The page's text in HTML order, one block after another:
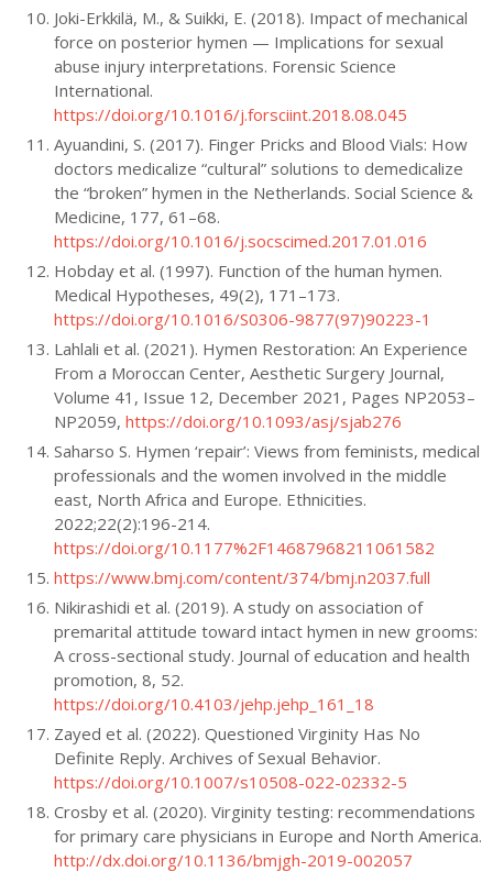
Joki-Erkkilä, M., & Suikki, E. (2018). Impact of mechanical
force on posterior hymen — Implications for sexual
abuse injury interpretations. Forensic Science
International.
https://doi.org/10.1016/j.forsciint.2018.08.045
Ayuandini, S. (2017). Finger Pricks and Blood Vials: How
doctors medicalize “cultural” solutions to demedicalize
the “broken” hymen in the Netherlands. Social Science &
Medicine, 177, 61–68.
https://doi.org/10.1016/j.socscimed.2017.01.016
Hobday et al. (1997). Function of the human hymen.
Medical Hypotheses, 49(2), 171–173.
https://doi.org/10.1016/S0306-9877(97)90223-1
Lahlali et al. (2021). Hymen Restoration: An Experience
From a Moroccan Center, Aesthetic Surgery Journal,
Volume 41, Issue 12, December 2021, Pages NP2053–
NP2059, https://doi.org/10.1093/asj/sjab276
Saharso S. Hymen ‘repair’: Views from feminists, medical
professionals and the women involved in the middle
east, North Africa and Europe. Ethnicities.
2022;22(2):196-214.
https://doi.org/10.1177%2F14687968211061582
https://www.bmj.com/content/374/bmj.n2037.full
Nikirashidi et al. (2019). A study on association of
premarital attitude toward intact hymen in new grooms:
A cross-sectional study. Journal of education and health
promotion, 8, 52.
https://doi.org/10.4103/jehp.jehp_161_18
Zayed et al. (2022). Questioned Virginity Has No
Definite Reply. Archives of Sexual Behavior.
https://doi.org/10.1007/s10508-022-02332-5
Crosby et al. (2020). Virginity testing: recommendations
for primary care physicians in Europe and North America.
http://dx.doi.org/10.1136/bmjgh-2019-002057